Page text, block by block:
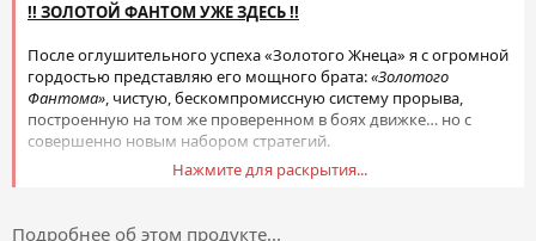
!! ЗОЛОТОЙ ФАНТОМ УЖЕ ЗДЕСЬ !!
После оглушительного успеха «Золотого Жнеца» я с огромной
гордостью представляю его мощного брата:«Золотого
Фантома», чистую, бескомпромиссную систему прорыва,
построенную на том же проверенном в боях движке… но с
совершенно новым набором стратегий.
Созданная на основе чрезвычайно успешной платформы
автоматизированную торговлю золотом максимально
Нажмите для раскрытия...
Подробнее об этом продукте...